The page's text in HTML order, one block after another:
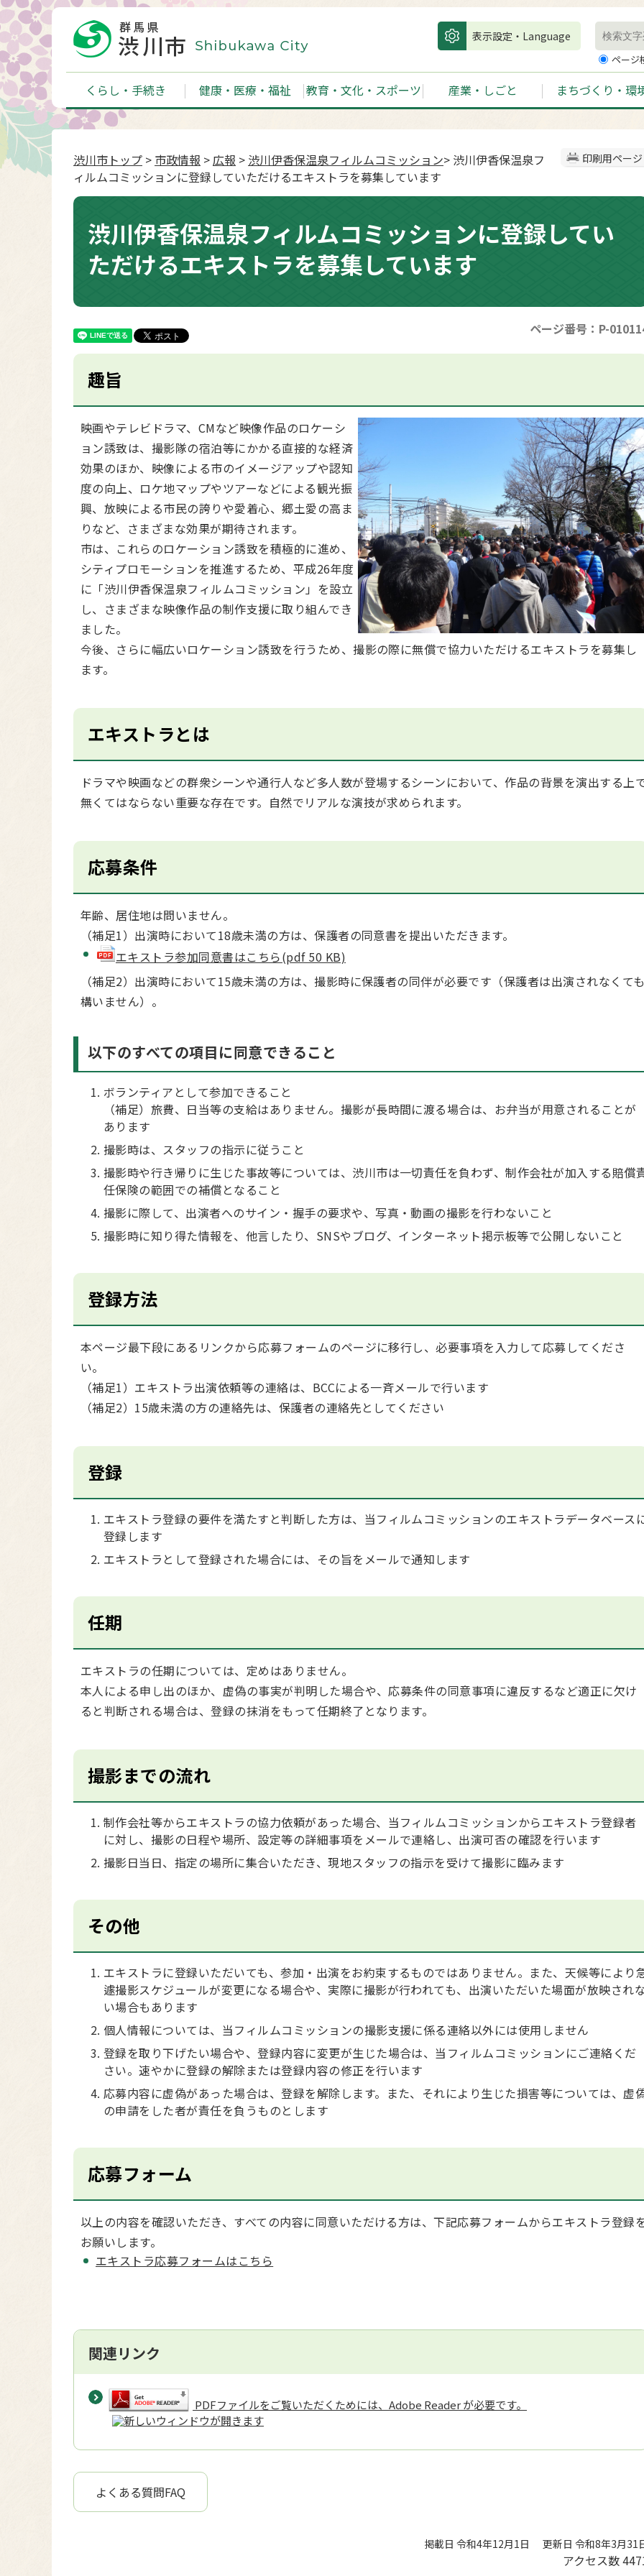
表示設定・Language
ページ
くらし・手続き 健康・医療・福祉 教育・文化・スポーツ 産業・しごと まちづくり・環
印刷用ページ
渋川市トップ > 市政情報 >広報 > 渋川伊香保温泉フィルムコミッション> 渋川伊香保温泉フ
ィルムコミッションに登録していただけるエキストラを募集しています
渋川伊香保温泉フィルムコミッションに登録してい
ただけるエキストラを募集しています
ページ番号：P-
趣旨
映画やテレビドラマ、CMなど映像作品のロケーシ
ョン誘致は、撮影隊の宿泊等にかかる直接的な経済
効果のほか、映像による市のイメージアップや認知
度の向上、ロケ地マップやツアーなどによる観光振
興、放映による市民の誇りや愛着心、郷土愛の高ま
りなど、さまざまな効果が期待されます。
市は、これらのロケーション誘致を積極的に進め、
シティプロモーションを推進するため、平成26年度
に「渋川伊香保温泉フィルムコミッション」を設立
し、さまざまな映像作品の制作支援に取り組んでき
ました。
今後、さらに幅広いロケーション誘致を行うため、撮影の際に無償で協力いただけるエキストラを募集し
ます。
エキストラとは
ドラマや映画などの群衆シーンや通行人など多人数が登場するシーンにおいて、作品の背景を演出する上
無くてはならない重要な存在です。自然でリアルな演技が求められます。
応募条件
年齢、居住地は問いません。
（補足1）出演時において18歳未満の方は、保護者の同意書を提出いただきます。
エキストラ参加同意書はこちら(pdf 50 KB)
（補足2）出演時において15歳未満の方は、撮影時に保護者の同伴が必要です（保護者は出演されなくて
構いません）。
以下のすべての項目に同意できること
ボランティアとして参加できること
（補足）旅費、日当等の支給はありません。撮影が長時間に渡る場合は、お弁当が用意されることが
あります
撮影時は、スタッフの指示に従うこと
撮影時や行き帰りに生じた事故等については、渋川市は一切責任を負わず、制作会社が加入する賠償
任保険の範囲での補償となること
撮影に際して、出演者へのサイン・握手の要求や、写真・動画の撮影を行わないこと
撮影時に知り得た情報を、他言したり、SNSやブログ、インターネット掲示板等で公開しないこと
登録方法
本ページ最下段にあるリンクから応募フォームのページに移行し、必要事項を入力して応募してくださ
い。
（補足1）エキストラ出演依頼等の連絡は、BCCによる一斉メールで行います
（補足2）15歳未満の方の連絡先は、保護者の連絡先としてください
登録
エキストラ登録の要件を満たすと判断した方は、当フィルムコミッションのエキストラデータベース
登録します
エキストラとして登録された場合には、その旨をメールで通知します
任期
エキストラの任期については、定めはありません。
本人による申し出のほか、虚偽の事実が判明した場合や、応募条件の同意事項に違反するなど適正に欠け
ると判断される場合は、登録の抹消をもって任期終了となります。
撮影までの流れ
制作会社等からエキストラの協力依頼があった場合、当フィルムコミッションからエキストラ登録者
に対し、撮影の日程や場所、設定等の詳細事項をメールで連絡し、出演可否の確認を行います
撮影日当日、指定の場所に集合いただき、現地スタッフの指示を受けて撮影に臨みます
その他
エキストラに登録いただいても、参加・出演をお約束するものではありません。また、天候等により
遽撮影スケジュールが変更になる場合や、実際に撮影が行われても、出演いただいた場面が放映され
い場合もあります
個人情報については、当フィルムコミッションの撮影支援に係る連絡以外には使用しません
登録を取り下げたい場合や、登録内容に変更が生じた場合は、当フィルムコミッションにご連絡くだ
さい。速やかに登録の解除または登録内容の修正を行います
応募内容に虚偽があった場合は、登録を解除します。また、それにより生じた損害等については、虚
の申請をした者が責任を負うものとします
応募フォーム
以上の内容を確認いただき、すべての内容に同意いただける方は、下記応募フォームからエキストラ登録
お願いします。
エキストラ応募フォームはこちら
関連リンク
PDFファイルをご覧いただくためには、Adobe Reader が必要です。
よくある質問FAQ
掲載日 令和4年12月1日 更新日 令和8年3月31
アクセス数